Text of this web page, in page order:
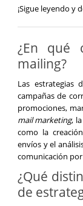
¡Sigue leyendo y
¿En qué
mailing?
Las estrategias
campañas de
promociones,
mail marketing,
como la
envíos y el
comunicación
¿Qué
de